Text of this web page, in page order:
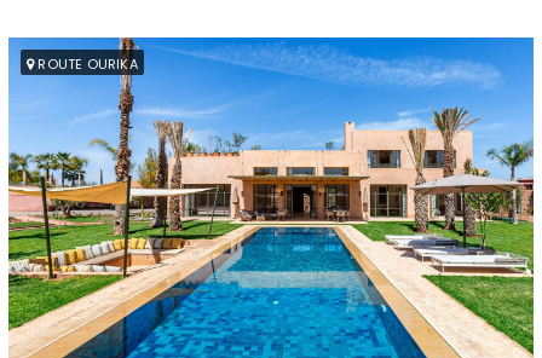
ROUTE OURIKA